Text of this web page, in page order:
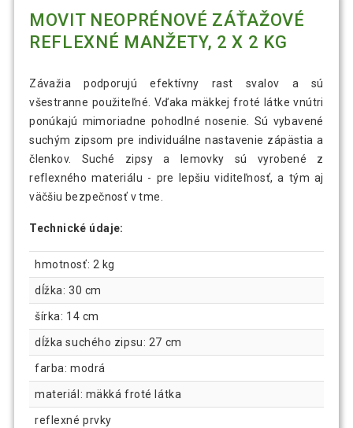
MOVIT NEOPRÉNOVÉ ZÁŤAŽOVÉ
REFLEXNÉ MANŽETY, 2 X 2 KG
Závažia podporujú efektívny rast svalov a sú
všestranne použiteľné. Vďaka mäkkej froté látke vnútri
ponúkajú mimoriadne pohodlné nosenie. Sú vybavené
suchým zipsom pre individuálne nastavenie zápästia a
členkov. Suché zipsy a lemovky sú vyrobené z
reflexného materiálu - pre lepšiu viditeľnosť, a tým aj
väčšiu bezpečnosť v tme.
Technické údaje:
hmotnosť: 2 kg
dĺžka: 30 cm
šírka: 14 cm
dĺžka suchého zipsu: 27 cm
farba: modrá
materiál: mäkká froté látka
reflexné prvky